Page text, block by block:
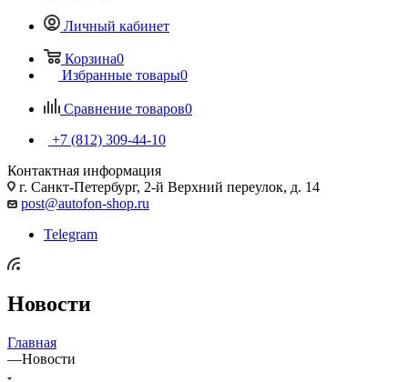
Личный кабинет
Корзина0
Избранные товары0
Сравнение товаров0
+7 (812) 309-44-10
Контактная информация
г. Санкт-Петербург, 2-й Верхний переулок, д. 14
post@autofon-shop.ru
Telegram
Новости
Главная
—Новости